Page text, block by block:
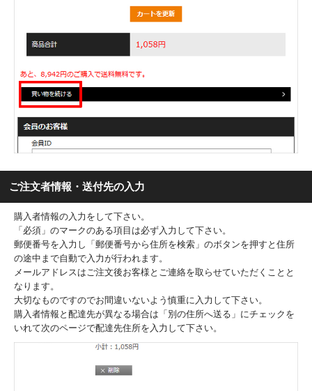
ご注文者情報・送付先の入力
購入者情報の入力をして下さい。
「必須」のマークのある項目は必ず入力して下さい。
郵便番号を入力し「郵便番号から住所を検索」のボタンを押すと住所
の途中まで自動で入力が行われます。
メールアドレスはご注文後お客様とご連絡を取らせていただくことと
なります。
大切なものですのでお間違いないよう慎重に入力して下さい。
購入者情報と配達先が異なる場合は「別の住所へ送る」にチェックを
いれて次のページで配達先住所を入力して下さい。